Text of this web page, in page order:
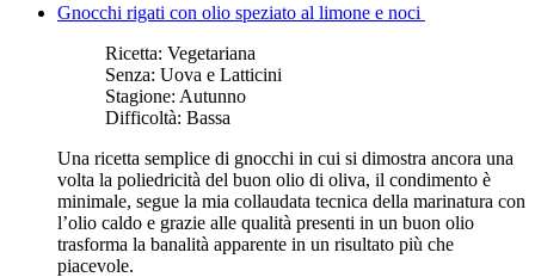
Gnocchi rigati con olio speziato al limone e noci
Ricetta: Vegetariana
Senza: Uova e Latticini
Stagione: Autunno
Difficoltà: Bassa
Una ricetta semplice di gnocchi in cui si dimostra ancora una
volta la poliedricità del buon olio di oliva, il condimento è
minimale, segue la mia collaudata tecnica della marinatura con
l’olio caldo e grazie alle qualità presenti in un buon olio
trasforma la banalità apparente in un risultato più che
piacevole.